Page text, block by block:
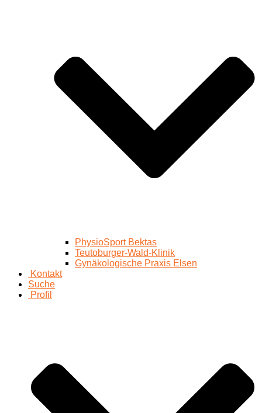
PhysioSport Bektas
Teutoburger-Wald-Klinik
Gynäkologische Praxis Elsen
Kontakt
Suche
Profil